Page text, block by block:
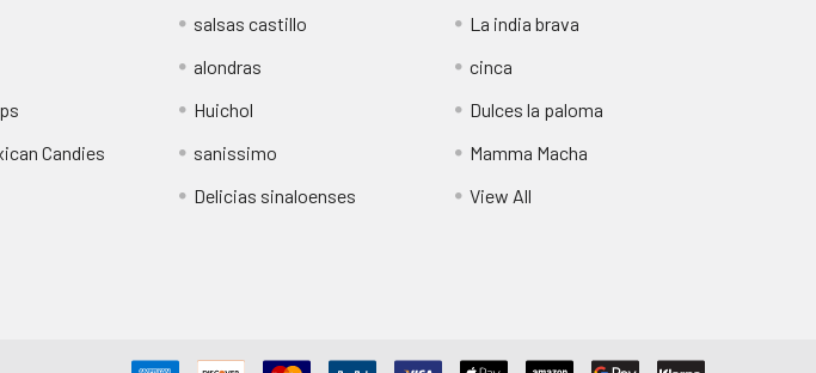
Candies
salsas castillo
alondras
Huichol
sanissimo
Delicias sinaloenses
La india brava
cinca
Dulces la paloma
Mamma Macha
View All